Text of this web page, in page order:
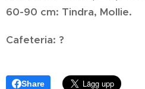
60-90 cm: Tindra, Mollie.
Cafeteria: ?
Share